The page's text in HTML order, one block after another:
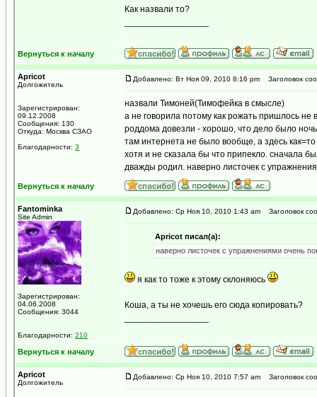
Как назвали то?
Вернуться к началу
Apricot
Долгожитель
Зарегистрирован:
09.12.2008
Сообщения: 130
Откуда: Москва СЗАО
Благодарности: 3
Добавлено: Вт Ноя 09, 2010 8:16 pm Заголовок
назвали Тимоней(Тимофейка в смысле)
а не говорила потому как рожать пришлось
роддома довезли - хорошо, что дело было
там интернета не было вообще, а здесь
хотя и не сказала бы что припекло. сначала
дважды родил. наверно листочек с
Вернуться к началу
Fantominka
Site Admin
Зарегистрирован:
04.06.2008
Сообщения: 3044
Благодарности: 210
Добавлено: Ср Ноя 10, 2010 1:43 am Заголовок
Apricot писал(а):
наверно листочек с упражнениями очень
я как то тоже к этому склоняюсь
Коша, а ты не хочешь его сюда копировать?
Вернуться к началу
Apricot
Долгожитель
Добавлено: Ср Ноя 10, 2010 7:57 am Заголовок